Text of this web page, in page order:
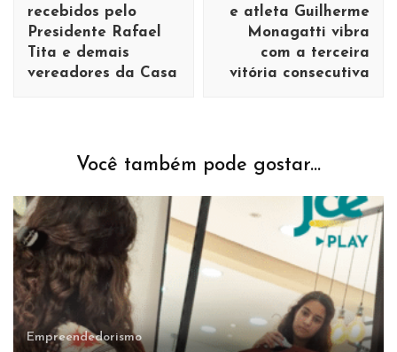
recebidos pelo
Presidente Rafael
Tita e demais
vereadores da Casa
e atleta Guilherme
Monagatti vibra
com a terceira
vitória consecutiva
Você também pode gostar...
Empreendedorismo